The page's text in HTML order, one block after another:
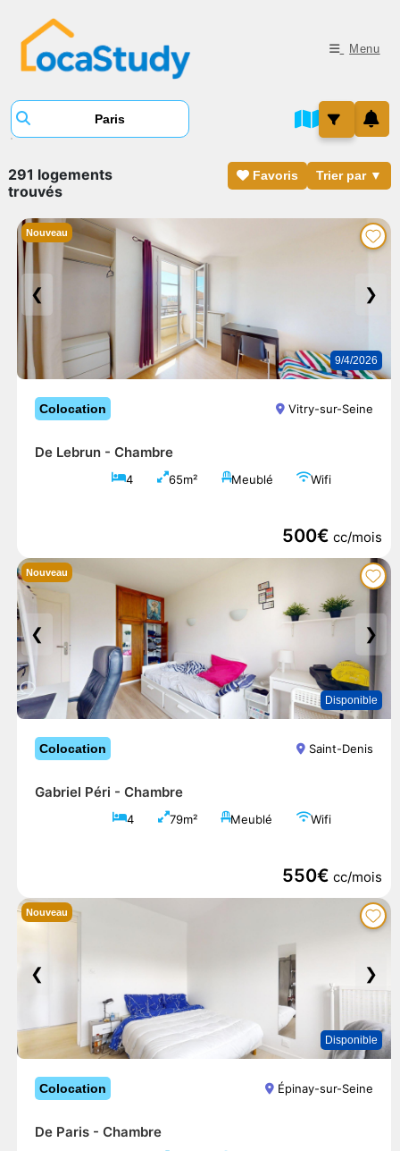
Menu
291 logements
trouvés
Favoris Trier par ▼
❮ ❯
9/4/2026
Nouveau
Colocation Vitry-sur-Seine
De Lebrun - Chambre
4 65m² Meublé Wifi
500€ cc/mois
❮ ❯
Disponible
Nouveau
Colocation Saint-Denis
Gabriel Péri - Chambre
4 79m² Meublé Wifi
550€ cc/mois
❮ ❯
Disponible
Nouveau
Colocation Épinay-sur-Seine
De Paris - Chambre